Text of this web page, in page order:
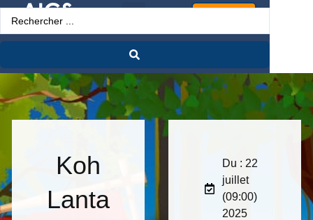
Koh
Lanta
Du : 22
juillet
(09:00)
2025